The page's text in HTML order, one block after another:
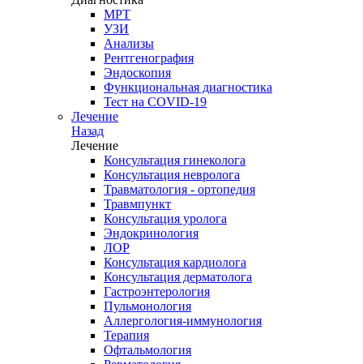
МРТ
УЗИ
Анализы
Рентгенография
Эндоскопия
Функциональная диагностика
Тест на COVID-19
Лечение
Назад
Лечение
Консультация гинеколога
Консультация невролога
Травматология - ортопедия
Травмпункт
Консультация уролога
Эндокринология
ЛОР
Консультация кардиолога
Консультация дерматолога
Гастроэнтерология
Пульмонология
Аллергология-иммунология
Терапия
Офтальмология